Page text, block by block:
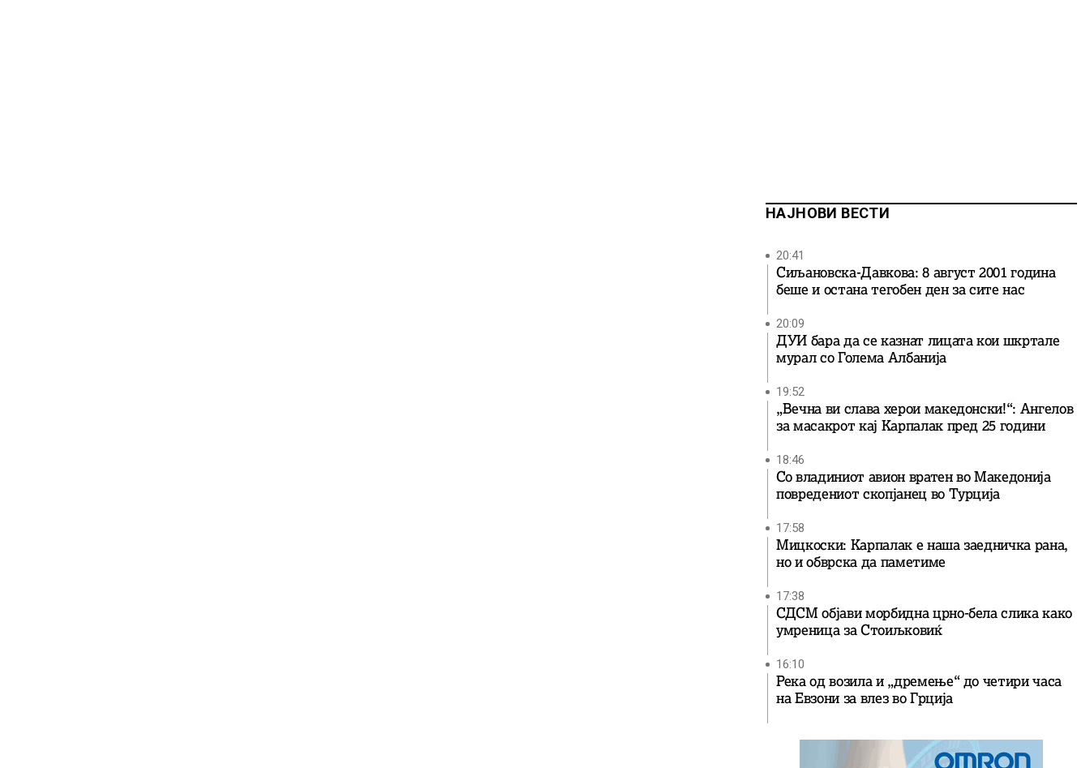
НАЈНОВИ ВЕСТИ
20:41
Сиљановска-Давкова: 8 август 2001 година
беше и остана тегобен ден за сите нас
20:09
ДУИ бара да се казнат лицата кои шкртале
мурал со Голема Албанија
19:52
„Вечна ви слава херои македонски!“: Ангелов
за масакрот кај Карпалак пред 25 години
18:46
Со владиниот авион вратен во Македонија
повредениот скопјанец во Турција
17:58
Мицкоски: Карпалак е наша заедничка рана,
но и обврска да паметиме
17:38
СДСМ објави морбидна црно-бела слика како
умреница за Стоиљковиќ
16:10
Река од возила и „дремење“ до четири часа
на Евзони за влез во Грција